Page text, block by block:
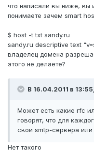
что написали вы ниже, вы
понимаете зачем smart
$ host -t txt sandy.ru
sandy.ru descriptive text
владелец домена
этого не делаете?
В 16.04.2011 в
Может есть какие rfc
говорят, что для
свои smtp-сервера или
Нет такого